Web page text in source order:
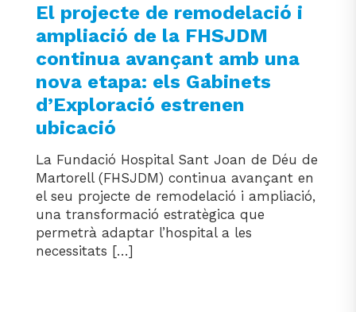
El projecte de remodelació i
ampliació de la FHSJDM
continua avançant amb una
nova etapa: els Gabinets
d’Exploració estrenen
ubicació
La Fundació Hospital Sant Joan de Déu de
Martorell (FHSJDM) continua avançant en
el seu projecte de remodelació i ampliació,
una transformació estratègica que
permetrà adaptar l’hospital a les
necessitats […]